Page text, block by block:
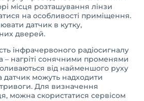
місця розташування лінзи
на особливості приміщення.
датчик в кутку,
дверей.
інфрачервоного радіосигналу
– нагріті сонячними променями
від найменшого руху
датчик можуть надходити
Для визначення
можна скористатися сервісом